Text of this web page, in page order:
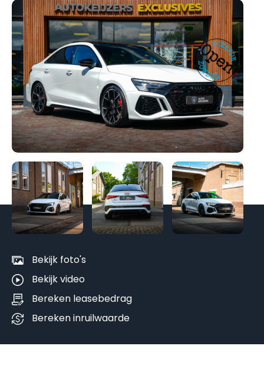
Bekijk foto's
Bekijk video
Bereken leasebedrag
Bereken inruilwaarde